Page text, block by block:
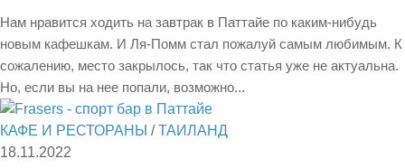
Нам нравится ходить на завтрак в Паттайе по каким-нибудь
новым кафешкам. И Ля-Помм стал пожалуй самым любимым. К
сожалению, место закрылось, так что статья уже не актуальна.
Но, если вы на нее попали, возможно...
КАФЕ И РЕСТОРАНЫ /ТАИЛАНД
18.11.2022